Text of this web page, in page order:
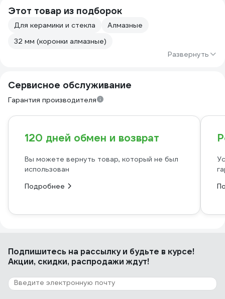
Этот товар из подборок
Для керамики и стекла
Алмазные
32 мм (коронки алмазные)
Развернуть
Сервисное обслуживание
Гарантия производителя
120 дней обмен и возврат
Вы можете вернуть товар, который не был
использован
Подробнее
Подпишитесь на рассылкуи будьте в курсе!
Акции, скидки, распродажи ждут!